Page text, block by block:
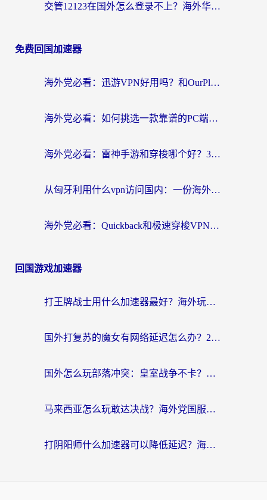
交管12123在国外怎么登录不上？海外华人必看的回国加速器选择指南
免费回国加速器
海外党必看：迅游VPN好用吗？和OurPlay VPN对比哪个回国效果更好？附真实体验测评
海外党必看：如何挑选一款靠谱的PC端VPN，让回国冲浪不再卡顿
海外党必看：雷神手游和穿梭哪个好？3步教你选对回国加速器（附实测对比）
从匈牙利用什么vpn访问国内：一份海外游子的网络归乡指南
海外党必看：Quickback和极速穿梭VPN好用吗？3步选对回国加速器实现无缝刷国内资源
回国游戏加速器
打王牌战士用什么加速器最好？海外玩家的终极选择指南
国外打复苏的魔女有网络延迟怎么办？2026海外玩家国服游戏加速全攻略
国外怎么玩部落冲突：皇室战争不卡？海外玩家畅玩国服游戏终极指南
马来西亚怎么玩敢达决战？海外党国服游戏加速避坑指南（附实测推荐）
打阴阳师什么加速器可以降低延迟？海外玩家的真实困境与破局